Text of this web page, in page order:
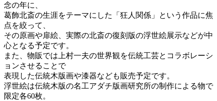
念の年に、
葛飾北斎の生涯をテーマにした「狂人関係」という作品に焦
点を絞って、
その原画や扉絵、実際の北斎の復刻版の浮世絵展示などが中
心となる予定です。
また、物販では上村一夫の世界観を伝統工芸とコラボレーシ
ョンさせることで
表現した伝統木版画や漆器なども販売予定です。
浮世絵は伝統木版の名工アダチ版画研究所の制作による物で
限定各60枚。